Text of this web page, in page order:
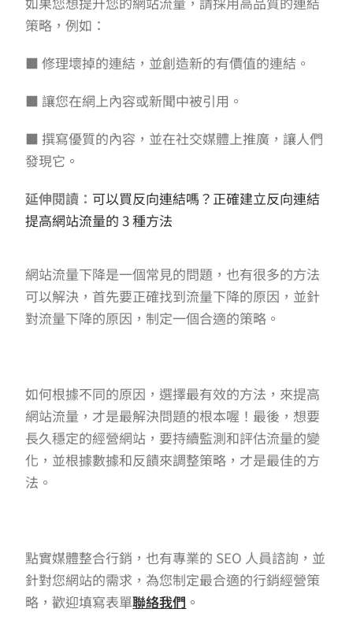
策略，例如：
■ 修理壞掉的連結，並創造新的有價值的連結。
■ 讓您在網上內容或新聞中被引用。
■ 撰寫優質的內容，並在社交媒體上推廣，讓人們
發現它。
延伸閱讀： 可以買反向連結嗎？正確建立反向連結
提高網站流量的 3 種方法
網站流量下降是一個常見的問題，也有很多的方法
可以解決，首先要正確找到流量下降的原因，並針
對流量下降的原因，制定一個合適的策略。
如何根據不同的原因，選擇最有效的方法，來提高
網站流量，才是最解決問題的根本喔！最後，想要
長久穩定的經營網站，要持續監測和評估流量的變
化，並根據數據和反饋來調整策略，才是最佳的方
法。
點實媒體整合行銷，也有專業的 SEO 人員諮詢，並
針對您網站的需求，為您制定最合適的行銷經營策
略，歡迎填寫表單聯絡我們 。